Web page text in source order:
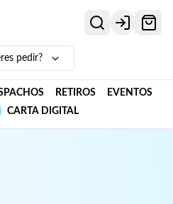
Login
pedir?
RETIROS
EVENTOS
CARTA DIGITAL